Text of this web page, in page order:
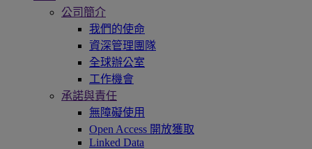
公司簡介
我們的使命
資深管理團隊
全球辦公室
工作機會
承諾與責任
無障礙使用
Open Access 開放獲取
Linked Data